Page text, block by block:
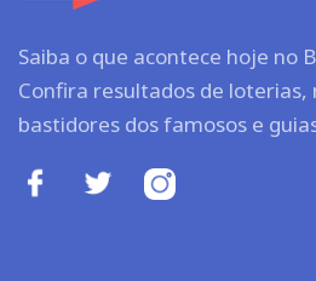
Saiba o que acontece hoje no
Confira resultados de loterias,
bastidores dos famosos e